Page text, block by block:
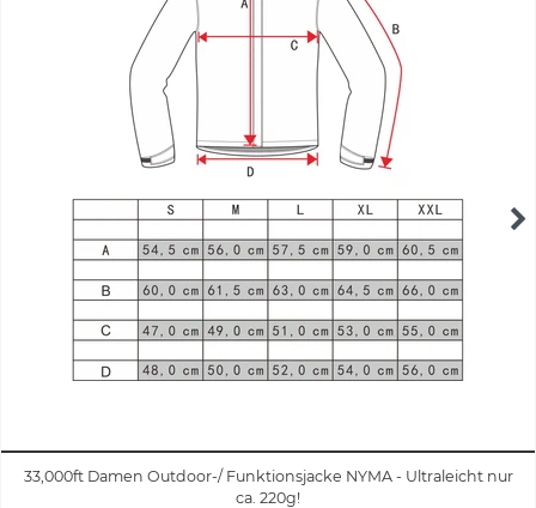
33,000ft Damen Outdoor-/ Funktionsjacke NYMA - Ultraleicht nur
ca. 220g!